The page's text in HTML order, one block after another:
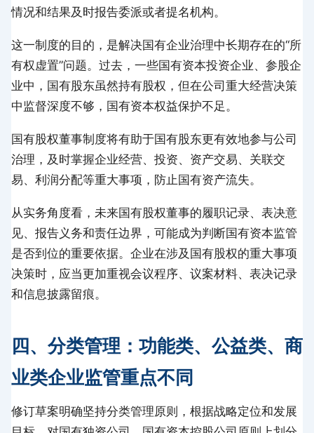
情况和结果及时报告委派或者提名机构。
这一制度的目的，是解决国有企业治理中长期存在的“所
有权虚置”问题。过去，一些国有资本投资企业、参股企
业中，国有股东虽然持有股权，但在公司重大经营决策
中监督深度不够，国有资本权益保护不足。
国有股权董事制度将有助于国有股东更有效地参与公司
治理，及时掌握企业经营、投资、资产交易、关联交
易、利润分配等重大事项，防止国有资产流失。
从实务角度看，未来国有股权董事的履职记录、表决意
见、报告义务和责任边界，可能成为判断国有资本监管
是否到位的重要依据。企业在涉及国有股权的重大事项
决策时，应当更加重视会议程序、议案材料、表决记录
和信息披露留痕。
四、分类管理：功能类、公益类、商
业类企业监管重点不同
修订草案明确坚持分类管理原则，根据战略定位和发展